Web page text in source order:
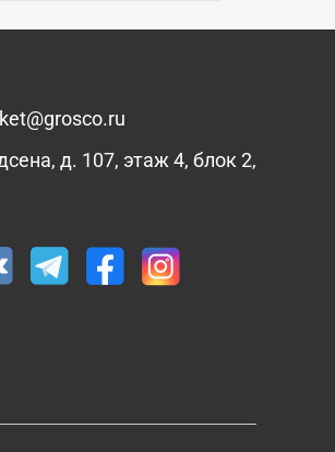
д. 107, этаж 4, блок 2,